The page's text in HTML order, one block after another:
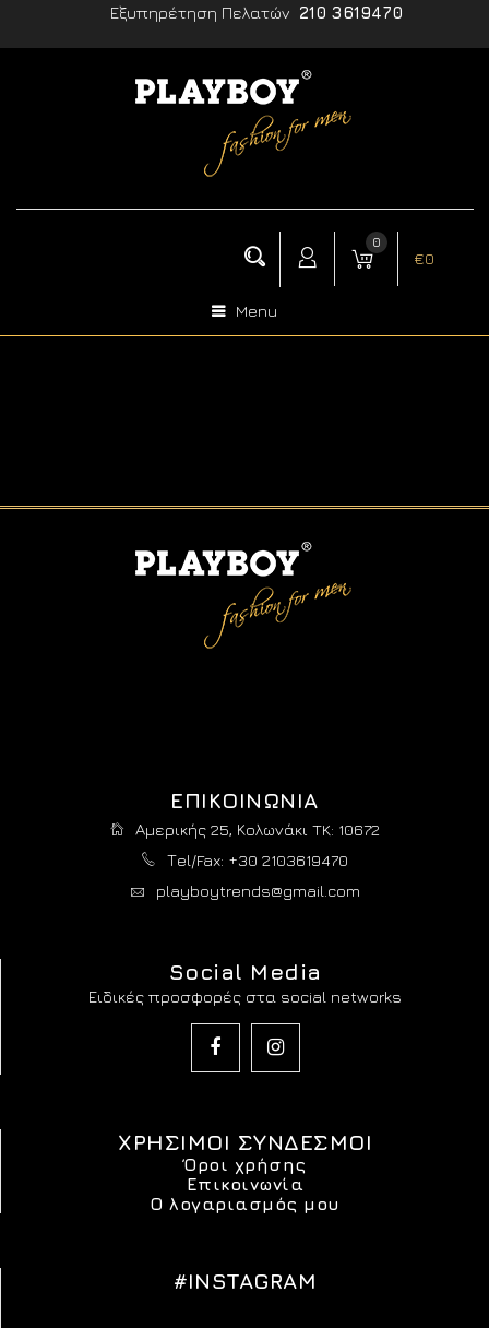
Εξυπηρέτηση Πελατών 210 3619470
0
€0
Menu
ΕΠΙΚΟΙΝΩΝΙΑ
Αμερικής 25, Κολωνάκι TK: 10672
Τel/Fax: +30 2103619470
playboytrends@gmail.com
Social Media
Ειδικές προσφορές στα social networks
ΧΡΗΣΙΜΟΙ ΣΥΝΔΕΣΜΟΙ
Όροι χρήσης
Επικοινωνία
Ο λογαριασμός μου
#INSTAGRAM